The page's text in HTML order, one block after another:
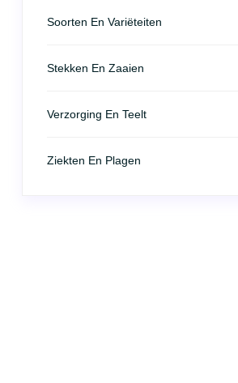
Soorten En Variëteiten
Stekken En Zaaien
Verzorging En Teelt
Ziekten En Plagen